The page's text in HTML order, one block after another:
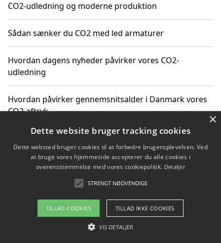
CO2-udledning og moderne produktion
Sådan sænker du CO2 med led armaturer
Hvordan dagens nyheder påvirker vores CO2-
udledning
Hvordan påvirker gennemsnitsalder i Danmark vores
CO2-aftryk
Hvordan nyheder om CO2-udledning påvirker vores
hverdag
Om / kontakt
Blog Betingelser
×
Dette website bruger tracking cookies
Dette websted bruger cookies til at forbedre brugeroplevelsen. Ved
at bruge vores hjemmeside accepterer du alle cookies i
overensstemmelse med vores cookiepolitik. Detaljer
STRENGT NØDVENDIGE
TILLAD COOKIES TILLAD IKKE COOKIES
VIS DETALJER